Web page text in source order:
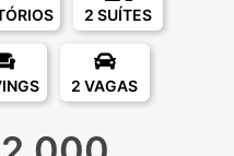
2 SUÍTES
2 VAGAS